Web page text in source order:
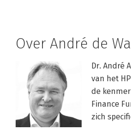
Over André de
Dr. André
van het
de
Finance
zich